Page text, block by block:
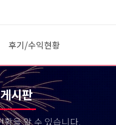
후기/수익현황
이용후기
회원 매매일지
VIP 일상
시판
을 알 수 있습니다.